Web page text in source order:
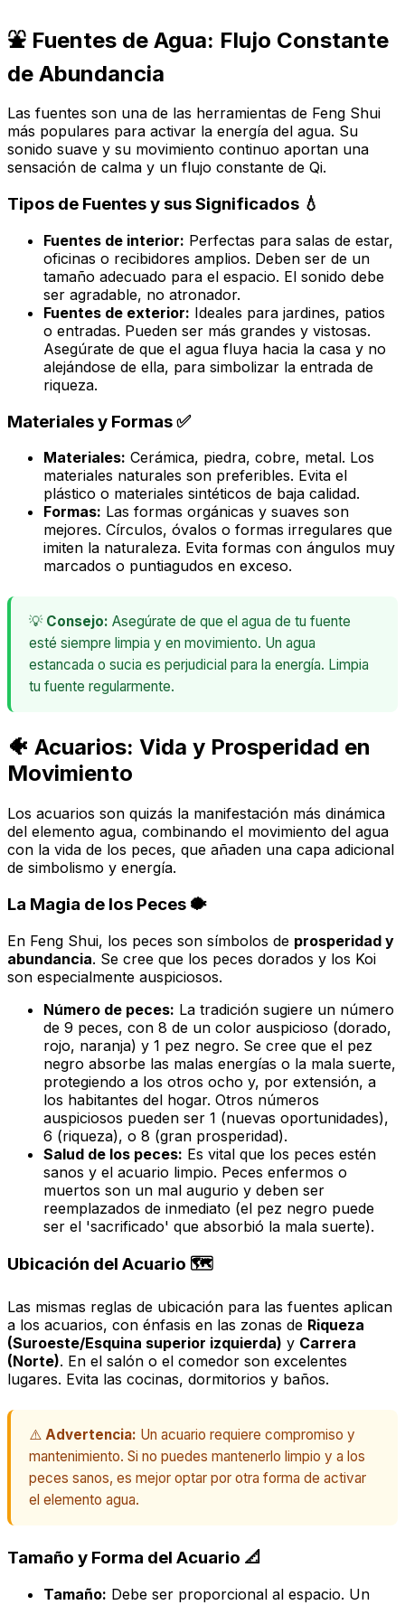
⛲ Fuentes de Agua: Flujo Constante
de Abundancia
Las fuentes son una de las herramientas de Feng Shui
más populares para activar la energía del agua. Su
sonido suave y su movimiento continuo aportan una
sensación de calma y un flujo constante de Qi.
Tipos de Fuentes y sus Significados 💧
Fuentes de interior: Perfectas para salas de estar,
oficinas o recibidores amplios. Deben ser de un
tamaño adecuado para el espacio. El sonido debe
ser agradable, no atronador.
Fuentes de exterior: Ideales para jardines, patios
o entradas. Pueden ser más grandes y vistosas.
Asegúrate de que el agua fluya hacia la casa y no
alejándose de ella, para simbolizar la entrada de
riqueza.
Materiales y Formas ✅
Materiales: Cerámica, piedra, cobre, metal. Los
materiales naturales son preferibles. Evita el
plástico o materiales sintéticos de baja calidad.
Formas: Las formas orgánicas y suaves son
mejores. Círculos, óvalos o formas irregulares que
imiten la naturaleza. Evita formas con ángulos muy
marcados o puntiagudos en exceso.
💡 Consejo: Asegúrate de que el agua de tu fuente
esté siempre limpia y en movimiento. Un agua
estancada o sucia es perjudicial para la energía. Limpia
tu fuente regularmente.
🐠 Acuarios: Vida y Prosperidad en
Movimiento
Los acuarios son quizás la manifestación más dinámica
del elemento agua, combinando el movimiento del agua
con la vida de los peces, que añaden una capa adicional
de simbolismo y energía.
La Magia de los Peces 🐡
En Feng Shui, los peces son símbolos de prosperidad y
abundancia. Se cree que los peces dorados y los Koi
son especialmente auspiciosos.
Número de peces: La tradición sugiere un número
de 9 peces, con 8 de un color auspicioso (dorado,
rojo, naranja) y 1 pez negro. Se cree que el pez
negro absorbe las malas energías o la mala suerte,
protegiendo a los otros ocho y, por extensión, a
los habitantes del hogar. Otros números
auspiciosos pueden ser 1 (nuevas oportunidades),
6 (riqueza), o 8 (gran prosperidad).
Salud de los peces: Es vital que los peces estén
sanos y el acuario limpio. Peces enfermos o
muertos son un mal augurio y deben ser
reemplazados de inmediato (el pez negro puede
ser el 'sacrificado' que absorbió la mala suerte).
Ubicación del Acuario 🗺️
Las mismas reglas de ubicación para las fuentes aplican
a los acuarios, con énfasis en las zonas de Riqueza
(Suroeste/Esquina superior izquierda) y Carrera
(Norte). En el salón o el comedor son excelentes
lugares. Evita las cocinas, dormitorios y baños.
⚠️ Advertencia: Un acuario requiere compromiso y
mantenimiento. Si no puedes mantenerlo limpio y a los
peces sanos, es mejor optar por otra forma de activar
el elemento agua.
Tamaño y Forma del Acuario 📐
Tamaño: Debe ser proporcional al espacio. Un